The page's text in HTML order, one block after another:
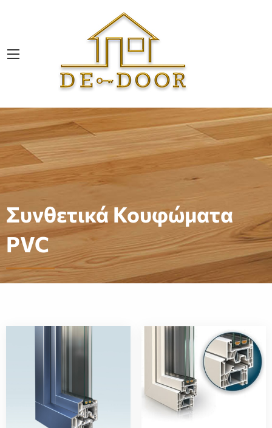
Συνθετικά Κουφώματα
PVC